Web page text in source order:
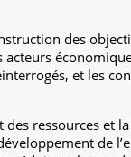
des
et les
ressources et
de